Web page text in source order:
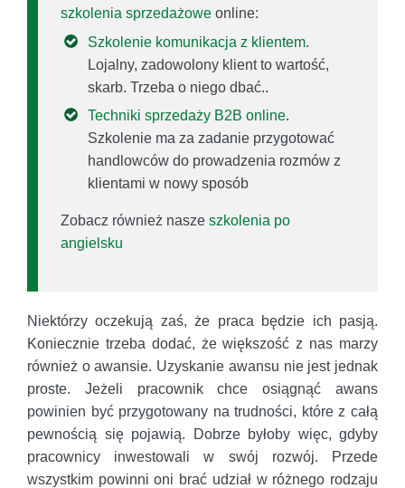
szkolenia sprzedażowe online:
Szkolenie komunikacja z klientem.
Lojalny, zadowolony klient to wartość,
skarb. Trzeba o niego dbać..
Techniki sprzedaży B2B online.
Szkolenie ma za zadanie przygotować
handlowców do prowadzenia rozmów z
klientami w nowy sposób
Zobacz również nasze szkolenia po
angielsku
Niektórzy oczekują zaś, że praca będzie ich pasją.
Koniecznie trzeba dodać, że większość z nas marzy
również o awansie. Uzyskanie awansu nie jest jednak
proste. Jeżeli pracownik chce osiągnąć awans
powinien być przygotowany na trudności, które z całą
pewnością się pojawią. Dobrze byłoby więc, gdyby
pracownicy inwestowali w swój rozwój. Przede
wszystkim powinni oni brać udział w różnego rodzaju